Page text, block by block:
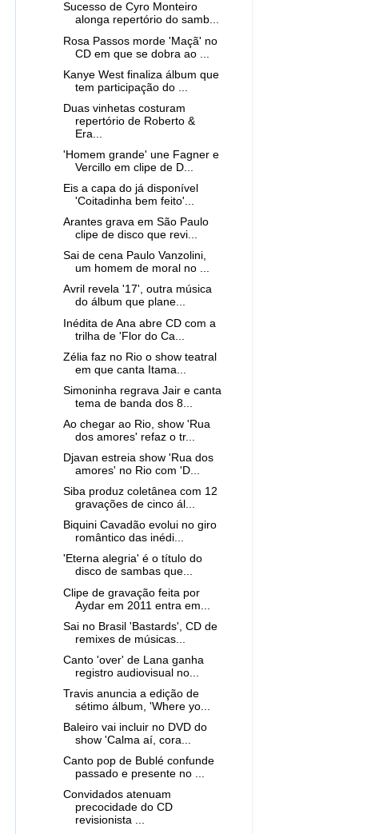
Sucesso de Cyro Monteiro
alonga repertório do samb...
Rosa Passos morde 'Maçã' no
CD em que se dobra ao ...
Kanye West finaliza álbum que
tem participação do ...
Duas vinhetas costuram
repertório de Roberto &
Era...
'Homem grande' une Fagner e
Vercillo em clipe de D...
Eis a capa do já disponível
'Coitadinha bem feito'...
Arantes grava em São Paulo
clipe de disco que revi...
Sai de cena Paulo Vanzolini,
um homem de moral no ...
Avril revela '17', outra música
do álbum que plane...
Inédita de Ana abre CD com a
trilha de 'Flor do Ca...
Zélia faz no Rio o show teatral
em que canta Itama...
Simoninha regrava Jair e canta
tema de banda dos 8...
Ao chegar ao Rio, show 'Rua
dos amores' refaz o tr...
Djavan estreia show 'Rua dos
amores' no Rio com 'D...
Siba produz coletânea com 12
gravações de cinco ál...
Biquini Cavadão evolui no giro
romântico das inédi...
'Eterna alegria' é o título do
disco de sambas que...
Clipe de gravação feita por
Aydar em 2011 entra em...
Sai no Brasil 'Bastards', CD de
remixes de músicas...
Canto 'over' de Lana ganha
registro audiovisual no...
Travis anuncia a edição de
sétimo álbum, 'Where yo...
Baleiro vai incluir no DVD do
show 'Calma aí, cora...
Canto pop de Bublé confunde
passado e presente no ...
Convidados atenuam
precocidade do CD
revisionista ...